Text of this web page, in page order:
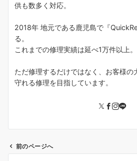
供も数多く対応。
2018年 地元である鹿児島で『
る。
これまでの修理実績は延べ1万件以上。
ただ修理するだけではなく、お客様の
守れる修理を目指しています。
前のページへ